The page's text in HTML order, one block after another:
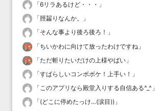
「6リラあるけど・・・ 」
「脛齧りなんか。
」
「そんな事より後ろ後ろ！ 」
「ちいかわに向けて放ったわけですね 」
「ただ斬りたいだけの上様やばい 」
「すばらしいコンボボケ！上手い！ 」
「このアプリなら殿堂入りする自信ある^_^ 」
「(どこに停めたっけ…(涙目)) 」